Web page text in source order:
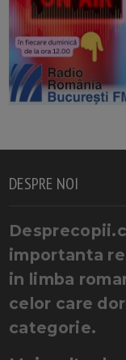
DESPRE NOI
importanta
in limba
celor care
categorie.